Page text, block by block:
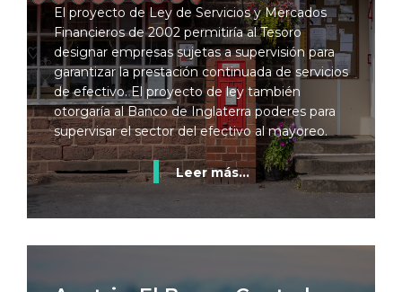
El proyecto de Ley de Servicios y Mercados
Financieros de 2002 permitiría al Tesoro
designar empresas sujetas a supervisión para
garantizar la prestación continuada de servicios
de efectivo. El proyecto de ley también
otorgaría al Banco de Inglaterra poderes para
supervisar el sector del efectivo al mayoreo.
Leer más...